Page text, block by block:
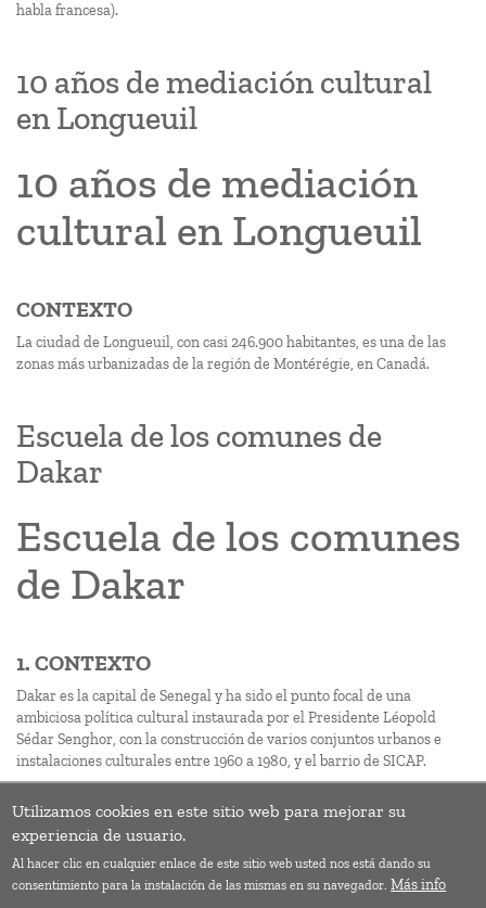
habla francesa).
10 años de mediación cultural
en Longueuil
10 años de mediación
cultural en Longueuil
CONTEXTO
La ciudad de Longueuil, con casi 246.900 habitantes, es una de las
zonas más urbanizadas de la región de Montérégie, en Canadá.
Escuela de los comunes de
Dakar
Escuela de los comunes
de Dakar
1. CONTEXTO
Dakar es la capital de Senegal y ha sido el punto focal de una
ambiciosa política cultural instaurada por el Presidente Léopold
Sédar Senghor, con la construcción de varios conjuntos urbanos e
instalaciones culturales entre 1960 a 1980, y el barrio de SICAP.
Paginación
Suscribirse a Acompañamiento
Utilizamos cookies en este sitio web para mejorar su
experiencia de usuario.
Al hacer clic en cualquier enlace de este sitio web usted nos está dando su
consentimiento para la instalación de las mismas en su navegador. Más info